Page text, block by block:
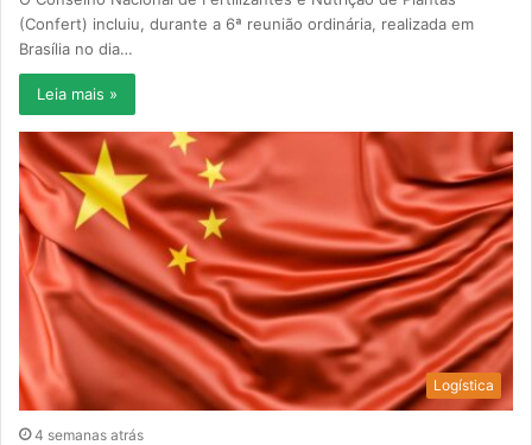
(Confert) incluiu, durante a 6ª reunião ordinária, realizada em
Brasília no dia…
Leia mais »
Logística
4 semanas atrás